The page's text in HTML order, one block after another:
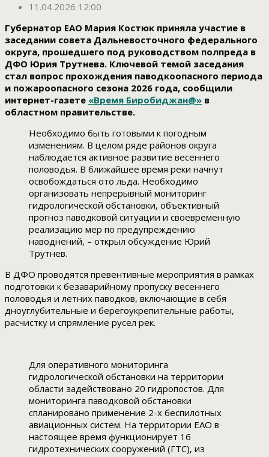
11.04.2026 12:00
Губернатор ЕАО Мария Костюк приняла участие в
заседании совета Дальневосточного федерального
округа, прошедшего под руководством полпреда в
ДФО Юрия Трутнева. Ключевой темой заседания
стал вопрос прохождения паводкоопасного периода
и пожароопасного сезона 2026 года, сообщили
интернет-газете «Время Биробиджан@» в
областном правительстве.
Необходимо быть готовыми к погодным
изменениям. В целом ряде районов округа
наблюдается активное развитие весеннего
половодья. В ближайшее время реки начнут
освобождаться ото льда. Необходимо
организовать непрерывный мониторинг
гидрологической обстановки, объективный
прогноз паводковой ситуации и своевременную
реализацию мер по предупреждению
наводнений, – открыл обсуждение Юрий
Трутнев.
В ДФО проводятся превентивные мероприятия в рамках
подготовки к безаварийному пропуску весеннего
половодья и летних паводков, включающие в себя
дноуглубительные и берегоукрепительные работы,
расчистку и спрямление русел рек.
Для оперативного мониторинга
гидрологической обстановки на территории
области задействовано 20 гидропостов. Для
мониторинга паводковой обстановки
спланировано применение 2-х беспилотных
авиационных систем. На территории ЕАО в
настоящее время функционирует 16
гидротехнических сооружений (ГТС), из